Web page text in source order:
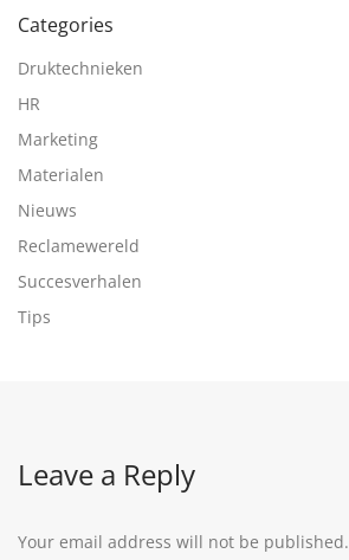
Categories
Druktechnieken
HR
Marketing
Materialen
Nieuws
Reclamewereld
Succesverhalen
Tips
Leave a Reply
Your email address will not be published.